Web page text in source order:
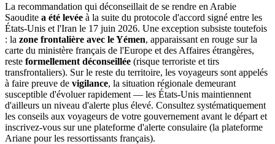
La recommandation qui déconseillait de se rendre en Arabie
Saoudite a été levée à la suite du protocole d'accord signé entre les
États-Unis et l'Iran le 17 juin 2026. Une exception subsiste toutefois
: la zone frontalière avec le Yémen, apparaissant en rouge sur la
carte du ministère français de l'Europe et des Affaires étrangères,
reste formellement déconseillée (risque terroriste et tirs
transfrontaliers). Sur le reste du territoire, les voyageurs sont appelés
à faire preuve de vigilance, la situation régionale demeurant
susceptible d'évoluer rapidement — les États-Unis maintiennent
d'ailleurs un niveau d'alerte plus élevé. Consultez systématiquement
les conseils aux voyageurs de votre gouvernement avant le départ et
inscrivez-vous sur une plateforme d'alerte consulaire (la plateforme
Ariane pour les ressortissants français).